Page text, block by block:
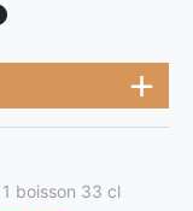
boisson 33 cl